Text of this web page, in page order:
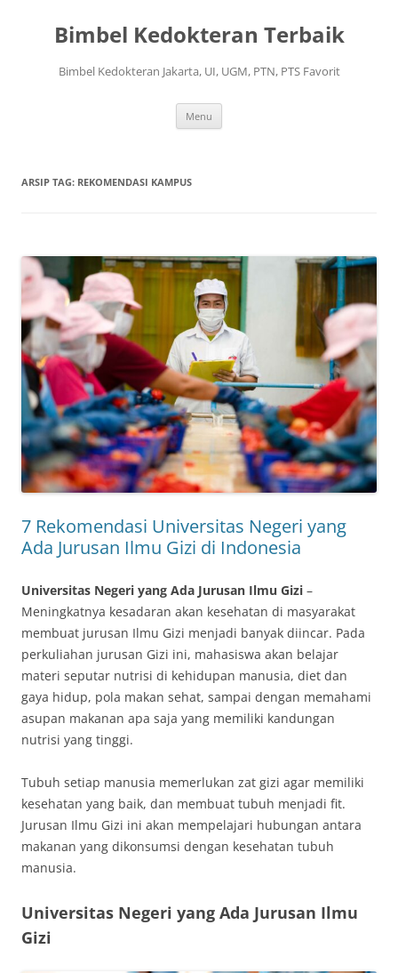
Bimbel Kedokteran Terbaik
Bimbel Kedokteran Jakarta, UI, UGM, PTN, PTS Favorit
Menu
ARSIP TAG: REKOMENDASI KAMPUS
7 Rekomendasi Universitas Negeri yang
Ada Jurusan Ilmu Gizi di Indonesia
Universitas Negeri yang Ada Jurusan Ilmu Gizi –
Meningkatnya kesadaran akan kesehatan di masyarakat
membuat jurusan Ilmu Gizi menjadi banyak diincar. Pada
perkuliahan jurusan Gizi ini, mahasiswa akan belajar
materi seputar nutrisi di kehidupan manusia, diet dan
gaya hidup, pola makan sehat, sampai dengan memahami
asupan makanan apa saja yang memiliki kandungan
nutrisi yang tinggi.
Tubuh setiap manusia memerlukan zat gizi agar memiliki
kesehatan yang baik, dan membuat tubuh menjadi fit.
Jurusan Ilmu Gizi ini akan mempelajari hubungan antara
makanan yang dikonsumsi dengan kesehatan tubuh
manusia.
Universitas Negeri yang Ada Jurusan Ilmu
Gizi